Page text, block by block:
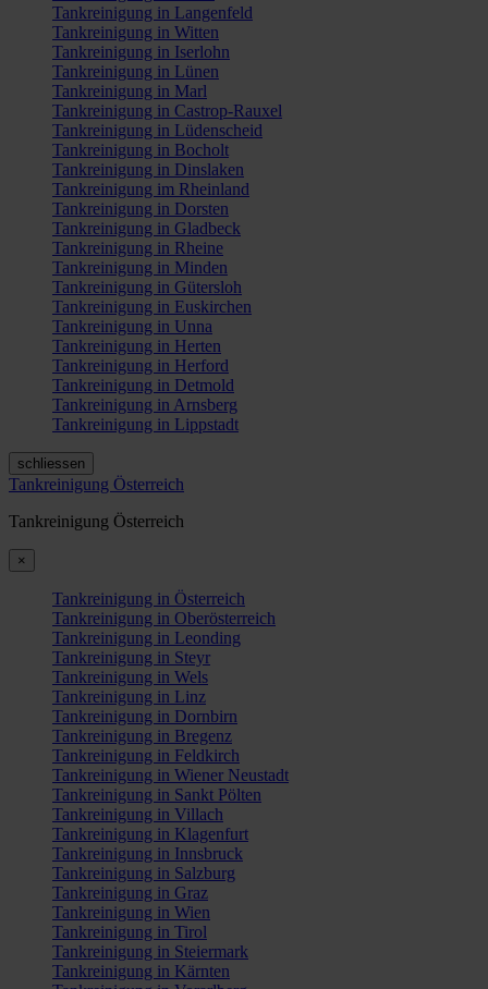
Tankreinigung in Langenfeld
Tankreinigung in Witten
Tankreinigung in Iserlohn
Tankreinigung in Lünen
Tankreinigung in Marl
Tankreinigung in Castrop-Rauxel
Tankreinigung in Lüdenscheid
Tankreinigung in Bocholt
Tankreinigung in Dinslaken
Tankreinigung im Rheinland
Tankreinigung in Dorsten
Tankreinigung in Gladbeck
Tankreinigung in Rheine
Tankreinigung in Minden
Tankreinigung in Gütersloh
Tankreinigung in Euskirchen
Tankreinigung in Unna
Tankreinigung in Herten
Tankreinigung in Herford
Tankreinigung in Detmold
Tankreinigung in Arnsberg
Tankreinigung in Lippstadt
schliessen
Tankreinigung Österreich
Tankreinigung Österreich
×
Tankreinigung in Österreich
Tankreinigung in Oberösterreich
Tankreinigung in Leonding
Tankreinigung in Steyr
Tankreinigung in Wels
Tankreinigung in Linz
Tankreinigung in Dornbirn
Tankreinigung in Bregenz
Tankreinigung in Feldkirch
Tankreinigung in Wiener Neustadt
Tankreinigung in Sankt Pölten
Tankreinigung in Villach
Tankreinigung in Klagenfurt
Tankreinigung in Innsbruck
Tankreinigung in Salzburg
Tankreinigung in Graz
Tankreinigung in Wien
Tankreinigung in Tirol
Tankreinigung in Steiermark
Tankreinigung in Kärnten